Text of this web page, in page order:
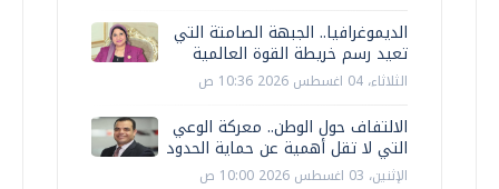
الديموغرافيا.. الجبهة الصامتة التي
تعيد رسم خريطة القوة العالمية
الثلاثاء، 04 اغسطس 2026 10:36 ص
الالتفاف حول الوطن.. معركة الوعي
التي لا تقل أهمية عن حماية الحدود
الإثنين، 03 اغسطس 2026 10:00 ص